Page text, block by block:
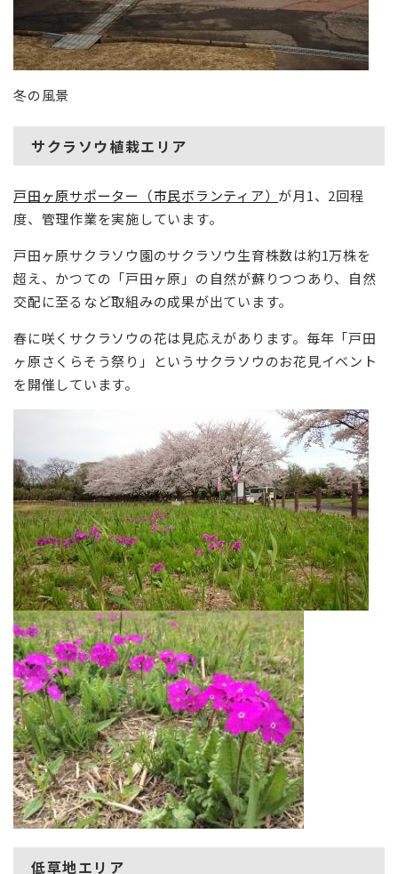
冬の風景
サクラソウ植栽エリア
戸田ヶ原サポーター（市民ボランティア） が月1、2回程
度、管理作業を実施しています。
戸田ヶ原サクラソウ園のサクラソウ生育株数は約1万株を
超え、かつての「戸田ヶ原」の自然が蘇りつつあり、自然
交配に至るなど取組みの成果が出ています。
春に咲くサクラソウの花は見応えがあります。毎年「戸田
ヶ原さくらそう祭り」というサクラソウのお花見イベント
を開催しています。
低草地エリア